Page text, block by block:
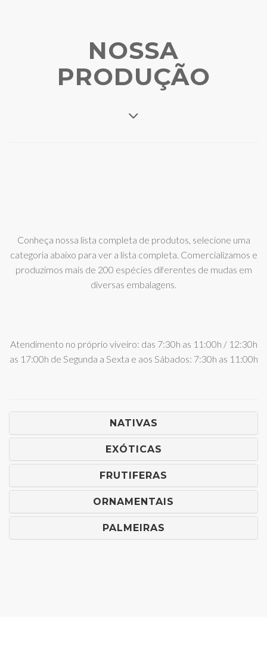
NOSSA
PRODUÇÃO
Conheça nossa lista completa de produtos, selecione uma
categoria abaixo para ver a lista completa. Comercializamos e
produzimos mais de 200 espécies diferentes de mudas em
diversas embalagens.
Atendimento no próprio viveiro: das 7:30h as 11:00h / 12:30h
as 17:00h de Segunda a Sexta e aos Sábados: 7:30h as 11:00h
NATIVAS
EXÓTICAS
FRUTIFERAS
ORNAMENTAIS
PALMEIRAS